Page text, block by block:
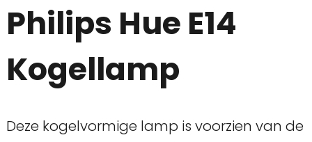
Philips Hue E14
Kogellamp
Deze kogelvormige lamp is voorzien van de